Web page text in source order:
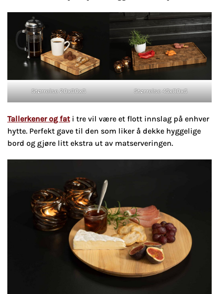
Størrelse 20x30x3 Størrelse 45x80x5
Tallerkener og fati tre vil være et flott innslag på enhver
hytte. Perfekt gave til den som liker å dekke hyggelige
bord og gjøre litt ekstra ut av matserveringen.